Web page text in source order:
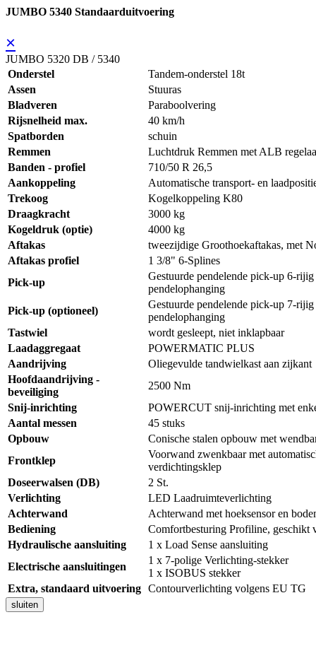
JUMBO 5340 Standaarduitvoering
×
JUMBO 5320 DB / 5340
Onderstel
Tandem-onderstel 18t
Assen
Stuuras
Bladveren
Paraboolvering
Rijsnelheid max.
40 km/h
Spatborden
schuin
Remmen
Luchtdruk Remmen met ALB
Banden - profiel
710/50 R 26,5
Aankoppeling
Automatische transport- en
Trekoog
Kogelkoppeling K80
Draagkracht
3000 kg
Kogeldruk (optie)
4000 kg
Aftakas
tweezijdige Groothoekaftakas, met
Aftakas profiel
1 3/8" 6-Splines
Pick-up
Gestuurde pendelende pick-up 6-
pendelophanging
Pick-up (optioneel)
Gestuurde pendelende pick-up 7-
pendelophanging
Tastwiel
wordt gesleept, niet inklapbaar
Laadaggregaat
POWERMATIC PLUS
Aandrijving
Oliegevulde tandwielkast aan zijkant
Hoofdaandrijving -
beveiliging
2500 Nm
Snij-inrichting
POWERCUT snij-inrichting met
Aantal messen
45 stuks
Opbouw
Conische stalen opbouw met
Frontklep
Voorwand zwenkbaar met
verdichtingsklep
Doseerwalsen (DB)
2 St.
Verlichting
LED Laadruimteverlichting
Achterwand
Achterwand met hoeksensor en
Bediening
Comfortbesturing Profiline, geschikt
Hydraulische aansluiting
1 x Load Sense aansluiting
Electrische aansluitingen
1 x 7-polige Verlichting-stekker
1 x ISOBUS stekker
Extra, standaard uitvoering Contourverlichting volgens EU TG
sluiten